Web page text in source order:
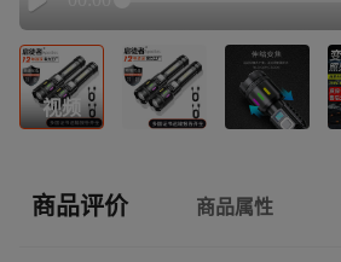
Play
视频
商品评价 商品属性